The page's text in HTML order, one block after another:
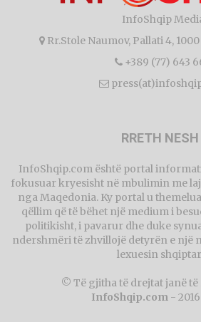
InfoShqip
Rr.Stole Naumov, Pallati 4,
+389 (77) 643
RRETH NESH
InfoShqip.com është portal
fokusuar kryesisht në mbulimin me
nga Maqedonia. Ky portal u themelua
qëllim që të bëhet një medium i
politikisht, i pavarur dhe duke
ndershmëri të zhvillojë detyrën e një
lexuesin
© Të gjitha të drejtat janë
InfoShqip.com-